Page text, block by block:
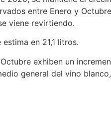
entre Enero y
viene revirtiendo.
en 21,1 litros.
exhiben un
general del vino